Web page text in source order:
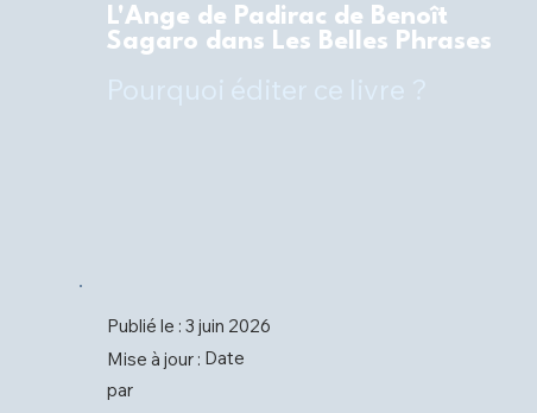
L'Ange de Padirac de Benoît
Sagaro dans Les Belles Phrases
Publié le :3 juin 2026
Mise à jour : Date
par